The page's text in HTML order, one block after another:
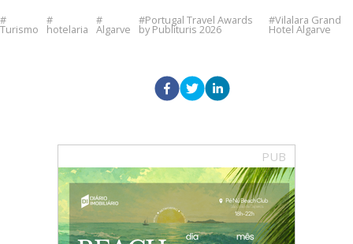
Turismo hotelaria Algarve
Portugal Travel Awards
by Publituris 2026
Vilalara Grand
Hotel Algarve
PUB